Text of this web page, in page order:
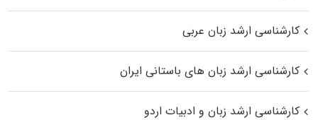
کارشناسی ارشد زبان عربی
کارشناسی ارشد زبان‌ های باستانی ایران
کارشناسی ارشد زبان و ادبیات اردو